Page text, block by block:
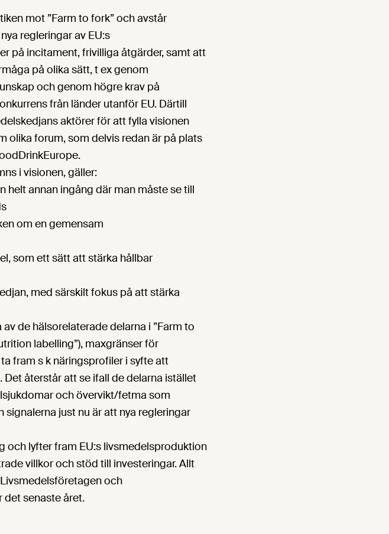
mot ”Farm to fork” och avstår
regleringar av EU:s
på incitament, frivilliga åtgärder, samt att
på olika sätt, t ex genom
och genom högre krav på
från länder utanför EU. Därtill
aktörer för att fylla visionen
olika forum, som delvis redan är på plats
i visionen, gäller:
helt annan ingång där man måste se till
om en gemensam
som ett sätt att stärka hållbar
med särskilt fokus på att stärka
de hälsorelaterade delarna i ”Farm to
labelling”), maxgränser för
fram s k näringsprofiler i syfte att
återstår att se ifall de delarna istället
och övervikt/fetma som
just nu är att nya regleringar
och lyfter fram EU:s livsmedelsproduktion
villkor och stöd till investeringar. Allt
och
senaste året.